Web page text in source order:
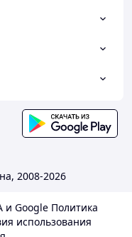
2008-2026
и Google Политика
использования